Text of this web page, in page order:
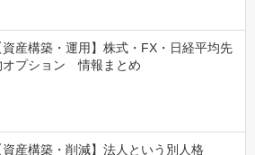
資産構築・運用】株式・FX・日経平均先
オプション 情報まとめ
資産構築・削減】法人という別人格